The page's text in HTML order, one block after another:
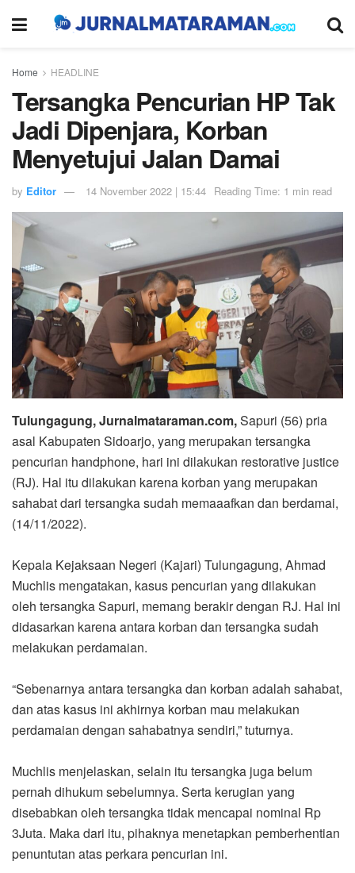
Home HEADLINE
Tersangka Pencurian HP Tak
Jadi Dipenjara, Korban
Menyetujui Jalan Damai
by Editor 14 November 2022 | 15:44 Reading Time: 1 min read
Tulungagung, Jurnalmataraman.com,Sapuri (56) pria
asal Kabupaten Sidoarjo, yang merupakan tersangka
pencurian handphone, hari ini dilakukan restorative justice
(RJ). Hal itu dilakukan karena korban yang merupakan
sahabat dari tersangka sudah memaaafkan dan berdamai,
(14/11/2022).
Kepala Kejaksaan Negeri (Kajari) Tulungagung, Ahmad
Muchlis mengatakan, kasus pencurian yang dilakukan
oleh tersangka Sapuri, memang berakir dengan RJ. Hal ini
didasarkan karena antara korban dan tersangka sudah
melakukan perdamaian.
“Sebenarnya antara tersangka dan korban adalah sahabat,
dan atas kasus ini akhirnya korban mau melakukan
perdamaian dengan sahabatnya sendiri,” tuturnya.
Muchlis menjelaskan, selain itu tersangka juga belum
pernah dihukum sebelumnya. Serta kerugian yang
disebabkan oleh tersangka tidak mencapai nominal Rp
3Juta. Maka dari itu, pihaknya menetapkan pemberhentian
penuntutan atas perkara pencurian ini.